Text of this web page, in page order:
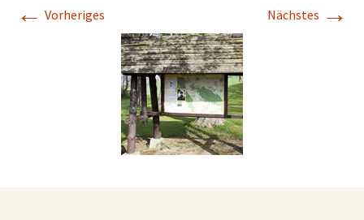
aus
← Vorheriges Nächstes →